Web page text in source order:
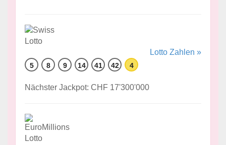
Lotto Zahlen »
5 8 9 14 41 42 4
Nächster Jackpot: CHF 17'300'000